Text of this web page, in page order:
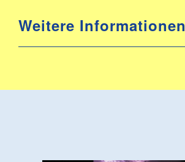
Weitere Informationen